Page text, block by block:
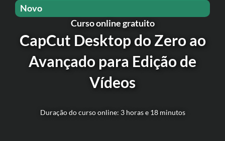
Curso online gratuito
CapCut Desktop do Zero ao
Avançado para Edição de
Vídeos
Duração do curso online: 3 horas e 18 minutos
Novo